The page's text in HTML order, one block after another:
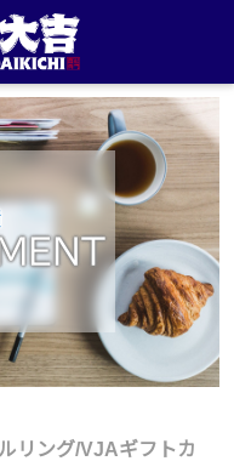
リング/VJAギフトカ